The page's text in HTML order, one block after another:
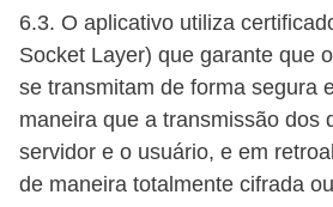
6.3. O aplicativo utiliza
Socket Layer) que garante que
se transmitam de forma segura
maneira que a transmissão dos
servidor e o usuário, e em
de maneira totalmente cifrada